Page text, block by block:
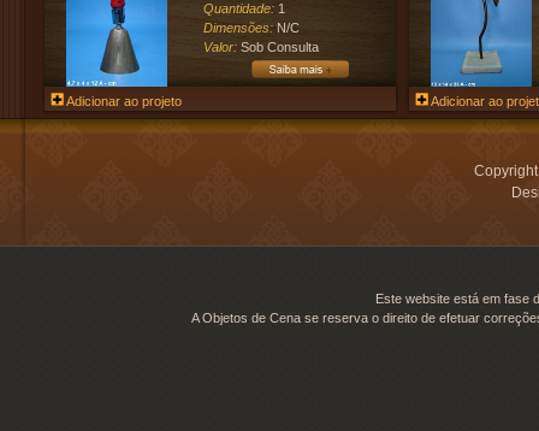
Quantidade: 1
Dimensões: N/C
Valor: Sob Consulta
Adicionar ao projeto Adicionar ao
Este website está em fase
A Objetos de Cena se reserva o direito de efetuar